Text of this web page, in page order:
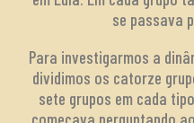
se passava
Para investigarmos a
dividimos os catorze
sete grupos em cada
começava perguntando